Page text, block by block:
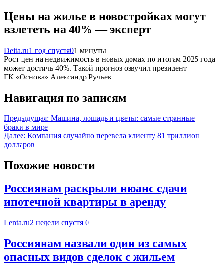
Цены на жилье в новостройках могут
взлететь на 40% — эксперт
Deita.ru1 год спустя01 минуты
Рост цен на недвижимость в новых домах по итогам 2025 года
может достичь 40%. Такой прогноз озвучил президент
ГК «Основа» Александр Ручьев.
Навигация по записям
Предыдущая: Машина, лошадь и цветы: самые странные
браки в мире
Далее: Компания случайно перевела клиенту 81 триллион
долларов
Похожие новости
Россиянам раскрыли нюанс сдачи
ипотечной квартиры в аренду
Lenta.ru2 недели спустя 0
Россиянам назвали один из самых
опасных видов сделок с жильем